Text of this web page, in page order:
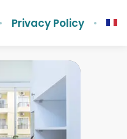
Privacy Policy